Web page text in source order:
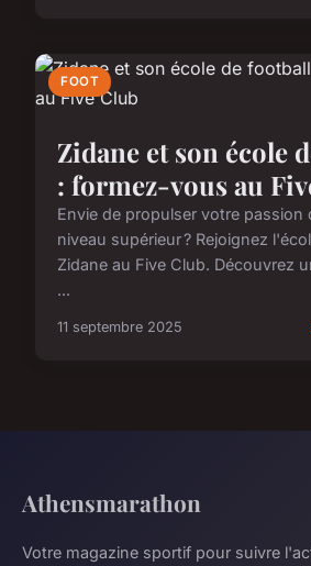
FOOT
Zidane et son école
: formez-vous au
Envie de propulser votre passion
niveau supérieur ? Rejoignez
Zidane au Five Club. Découvrez
...
11 septembre 2025
Athensmarathon
Votre magazine sportif pour suivre